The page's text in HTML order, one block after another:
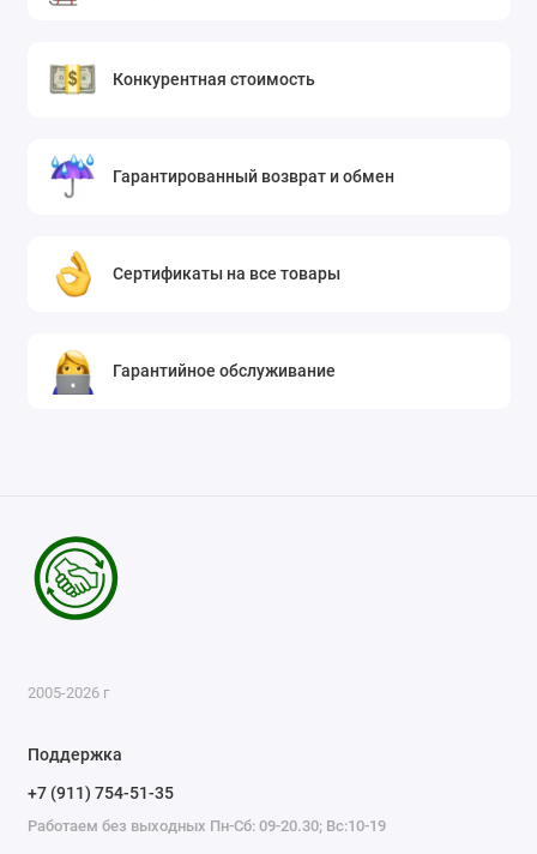
Конкурентная стоимость
Гарантированный возврат и обмен
Сертификаты на все товары
Гарантийное обслуживание
2005-2026 г
Поддержка
+7 (911) 754-51-35
Работаем без выходных Пн-Сб: 09-20.30; Вс:10-19